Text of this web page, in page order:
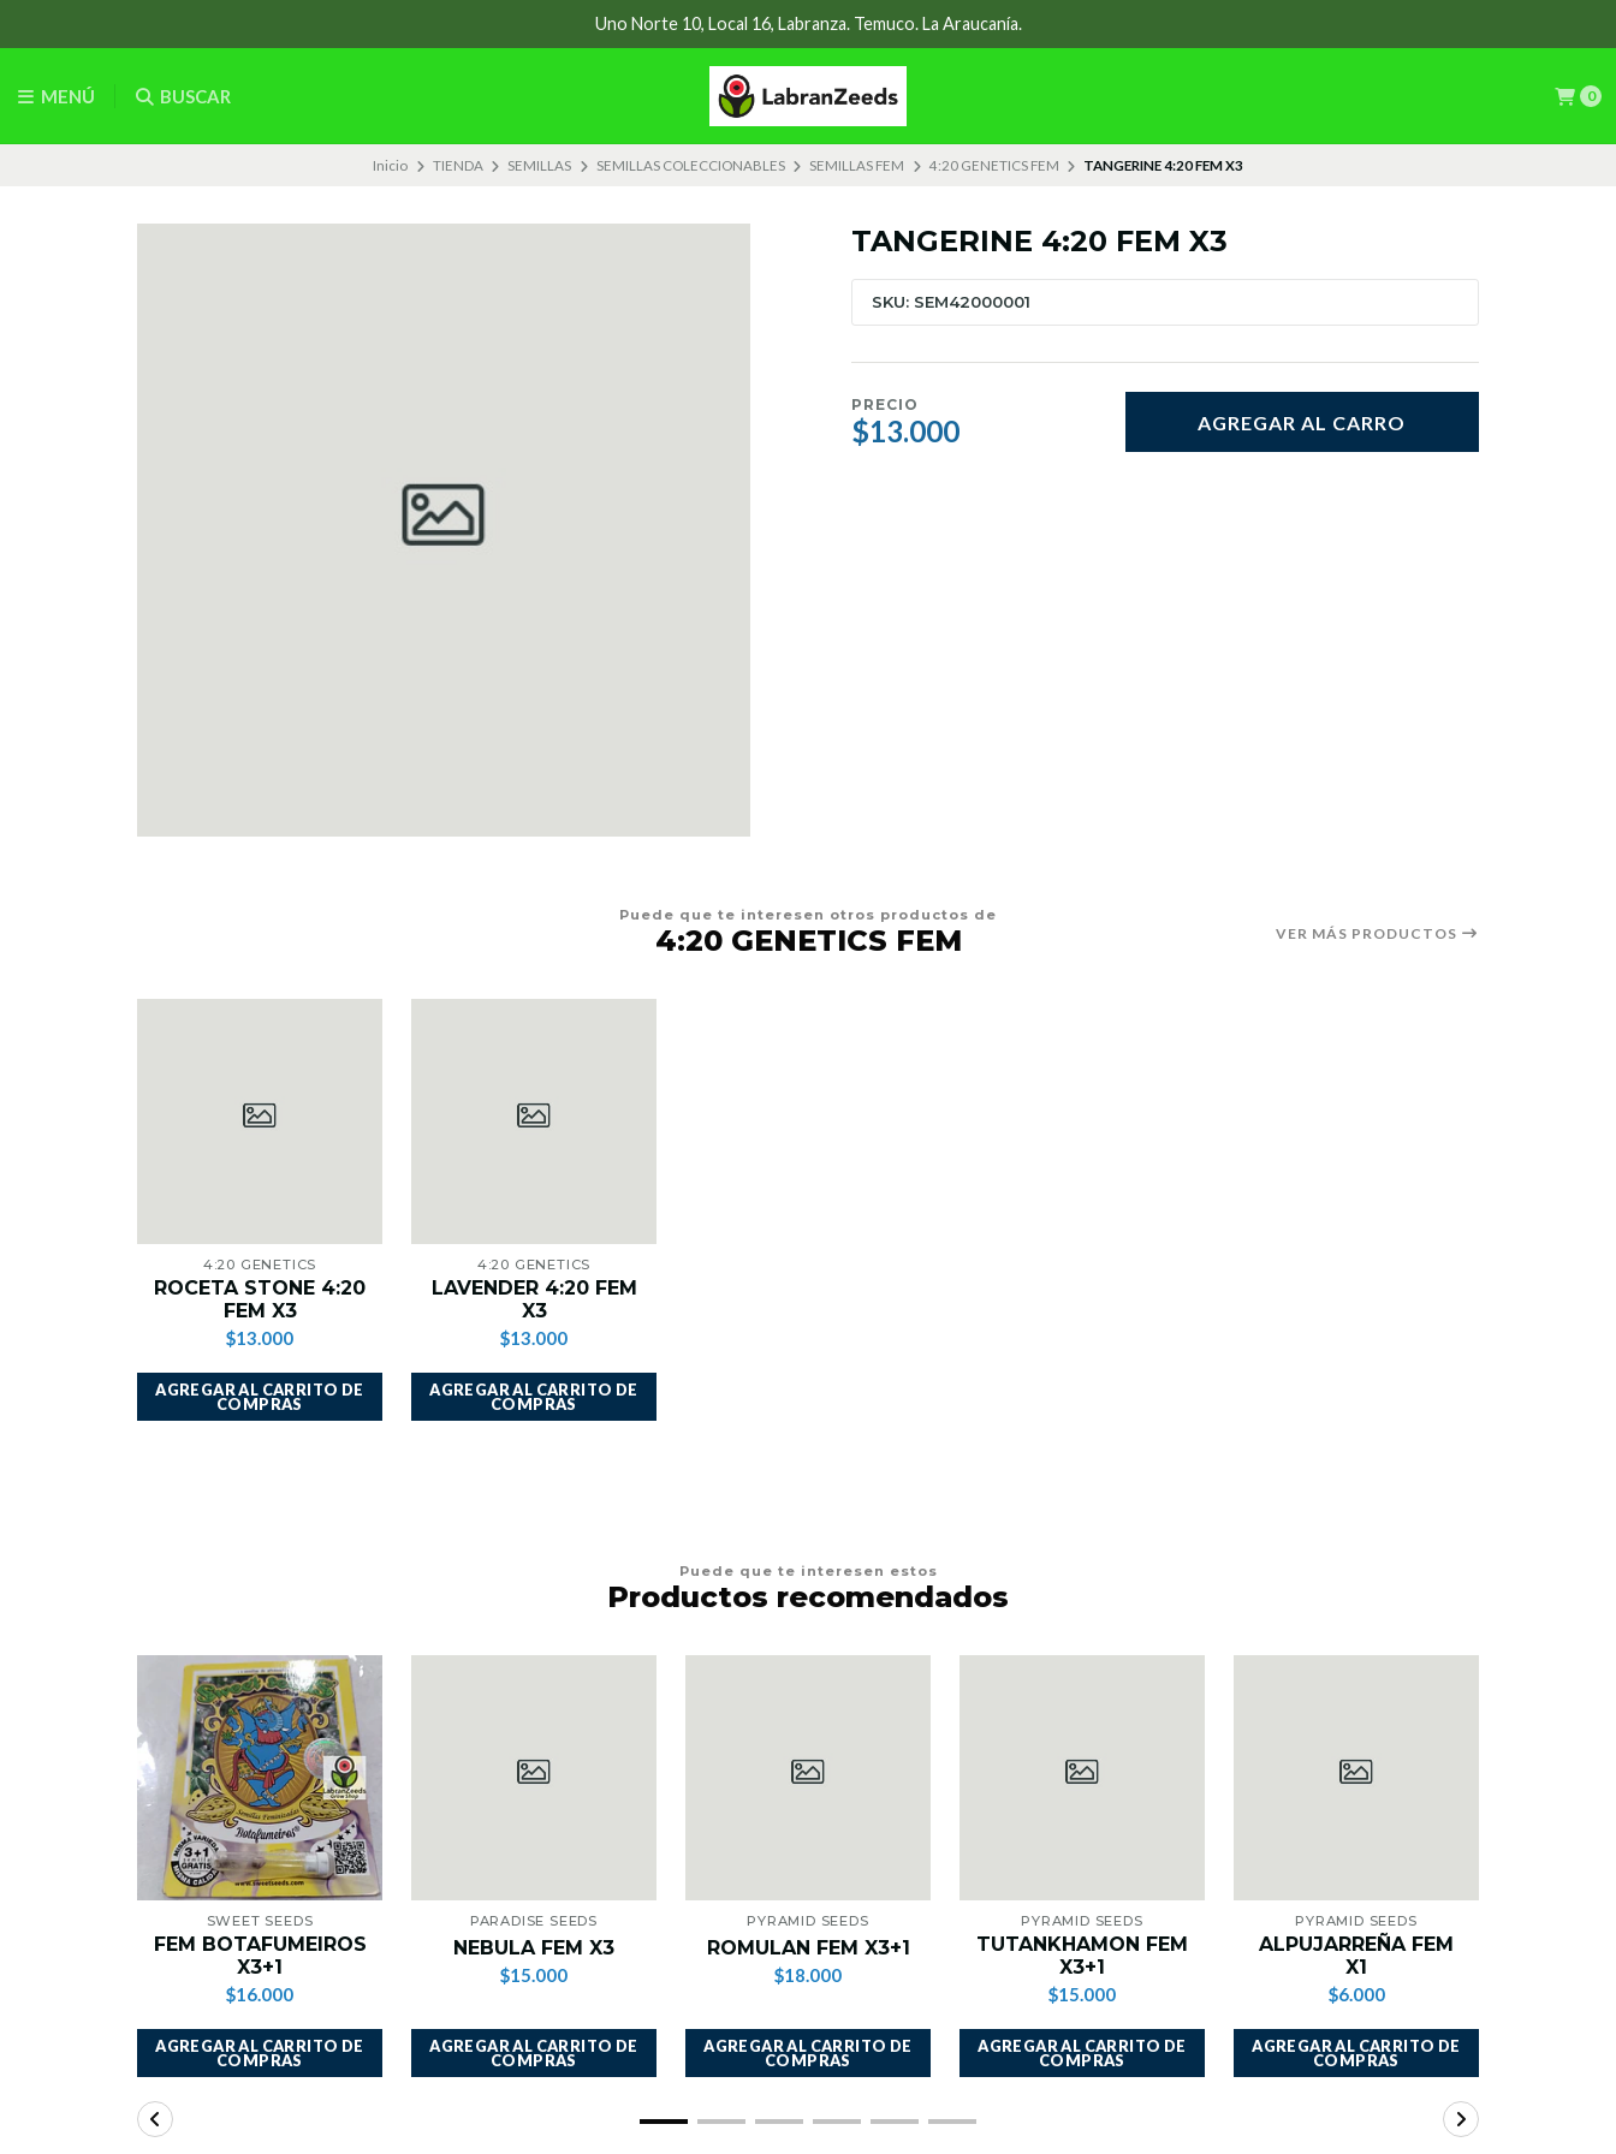
MENÚ BUSCAR 0
Uno Norte 10, Local 16, Labranza. Temuco. La Araucanía.
Inicio TIENDA SEMILLAS SEMILLAS COLECCIONABLES SEMILLAS FEM 4:20 GENETICS FEM TANGERINE 4:20 FEM X3
TANGERINE 4:20 FEM X3
SKU: SEM42000001
PRECIO
$13.000 AGREGAR AL CARRO
Puede que te interesen otros productos de
4:20 GENETICS FEM VER MÁS PRODUCTOS
4:20 GENETICS
ROCETA STONE 4:20
FEM X3
$13.000
AGREGAR AL CARRITO DE
COMPRAS
4:20 GENETICS
LAVENDER 4:20 FEM
X3
$13.000
AGREGAR AL CARRITO DE
COMPRAS
Puede que te interesen estos
Productos recomendados
SWEET SEEDS
FEM BOTAFUMEIROS
X3+1
$16.000
AGREGAR AL CARRITO DE
COMPRAS
PARADISE SEEDS
NEBULA FEM X3
$15.000
AGREGAR AL CARRITO DE
COMPRAS
PYRAMID SEEDS
ROMULAN FEM X3+1
$18.000
AGREGAR AL CARRITO DE
COMPRAS
PYRAMID SEEDS
TUTANKHAMON FEM
X3+1
$15.000
AGREGAR AL CARRITO DE
COMPRAS
PYRAMID SEEDS
ALPUJARREÑA FEM
X1
$6.000
AGREGAR AL CARRITO DE
COMPRAS